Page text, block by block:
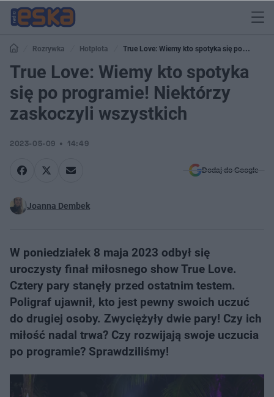
Rozrywka Hotplota
True Love: Wiemy kto spotyka się po
programie! Niektórzy zaskoczyli wszystkich
True Love: Wiemy kto spotyka
się po programie! Niektórzy
zaskoczyli wszystkich
2023-05-09 14:49
Dodaj do Google
Joanna Dembek
W poniedziałek 8 maja 2023 odbył się
uroczysty finał miłosnego show True Love.
Cztery pary stanęły przed ostatnim testem.
Poligraf ujawnił, kto jest pewny swoich uczuć
do drugiej osoby. Zwyciężyły dwie pary! Czy ich
miłość nadal trwa? Czy rozwijają swoje uczucia
po programie? Sprawdziliśmy!